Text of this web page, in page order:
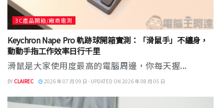
3C產品開箱/廠商邀測
Keychron Nape Pro 軌跡球開箱實測：「滑鼠手」不纏身，
動動手指工作效率日行千里
滑鼠是大家使用度最高的電腦周邊，你每天握...
BY CLAIREC 2026 年 07 月 09 日 - UPDATED ON 2026 年 08 月 05 日